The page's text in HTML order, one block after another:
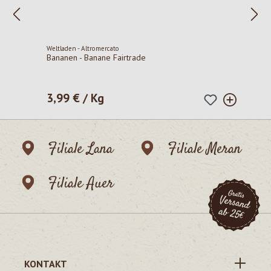
Weltladen - Altromercato
Bananen - Banane Fairtrade
Regulärer Preis:
3,99 € / Kg
Filiale Lana
Filiale Meran
Filiale Auer
KONTAKT